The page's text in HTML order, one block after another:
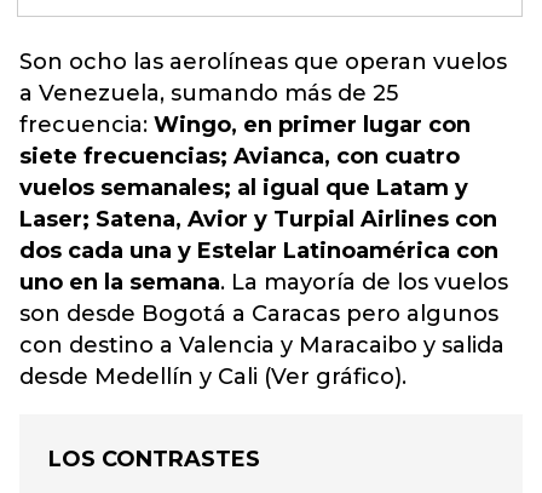
Son ocho las aerolíneas que operan vuelos
a Venezuela, sumando más de 25
frecuencia: Wingo, en primer lugar con
siete frecuencias; Avianca, con cuatro
vuelos semanales; al igual que Latam y
Laser; Satena, Avior y Turpial Airlines con
dos cada una y Estelar Latinoamérica con
uno en la semana. La mayoría de los vuelos
son desde Bogotá a Caracas pero algunos
con destino a Valencia y Maracaibo y salida
desde Medellín y Cali (Ver gráfico).
LOS CONTRASTES